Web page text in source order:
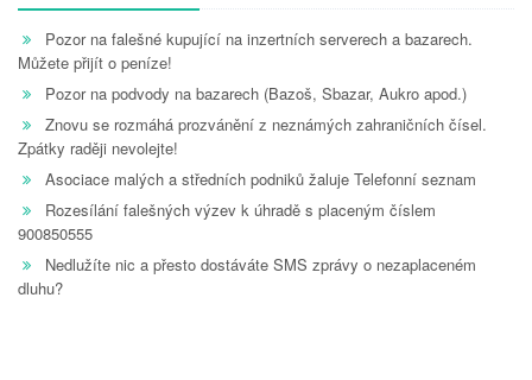
Pozor na falešné kupující na inzertních serverech a bazarech.
Můžete přijít o peníze!
Pozor na podvody na bazarech (Bazoš, Sbazar, Aukro apod.)
Znovu se rozmáhá prozvánění z neznámých zahraničních čísel.
Zpátky raději nevolejte!
Asociace malých a středních podniků žaluje Telefonní seznam
Rozesílání falešných výzev k úhradě s placeným číslem
900850555
Nedlužíte nic a přesto dostáváte SMS zprávy o nezaplaceném
dluhu?